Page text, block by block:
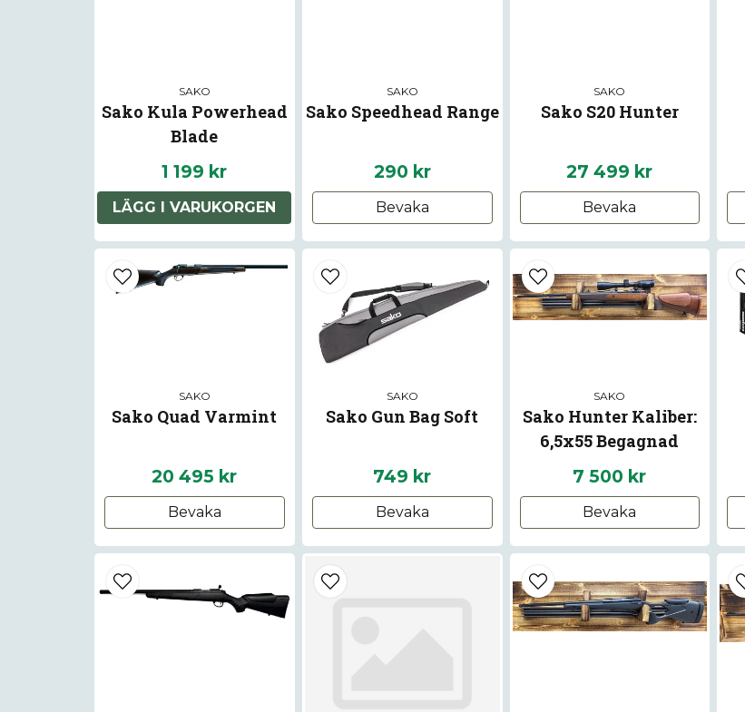
SAKO
Sako Kula Powerhead
Blade
1 199 kr
LÄGG I VARUKORGEN
SAKO
Sako Speedhead Range
290 kr
Bevaka
SAKO
Sako S20 Hunter
27 499 kr
Bevaka
SAKO
Sako Quad Varmint
20 495 kr
Bevaka
SAKO
Sako Gun Bag Soft
749 kr
Bevaka
SAKO
Sako Hunter Kaliber:
6,5x55 Begagnad
7 500 kr
Bevaka